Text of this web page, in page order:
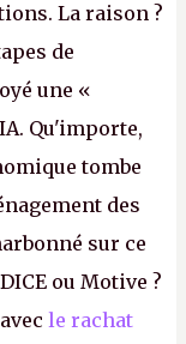
La raison ?
de
une «
Qu'importe,
tombe
des
sur ce
ou Motive ?
le rachat